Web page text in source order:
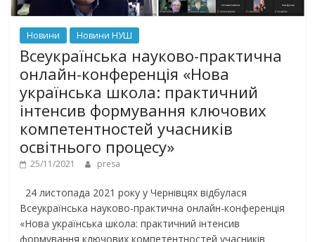
Новини Новини НУШ
Всеукраїнська науково-практична
онлайн-конференція «Нова
українська школа: практичний
інтенсив формування ключових
компетентностей учасників
освітнього процесу»
25/11/2021 presa
24 листопада 2021 року у Чернівцях відбулася
Всеукраїнська науково-практична онлайн-конференція
«Нова українська школа: практичний інтенсив
формування ключових компетентностей учасників